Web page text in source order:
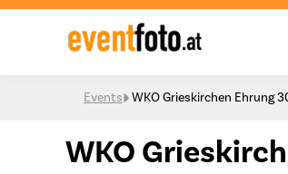
Skip to content
Events WKO Grieskirchen Ehrung
WKO